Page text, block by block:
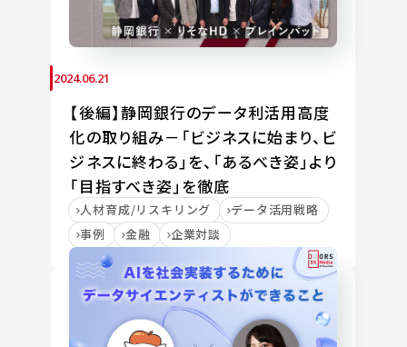
2024.06.21
【後編】静岡銀行のデータ利活用高度
化の取り組み－「ビジネスに始まり、ビ
ジネスに終わる」を、「あるべき姿」より
「目指すべき姿」を徹底
人材育成/リスキリング
データ活用戦略
事例
金融 企業対談